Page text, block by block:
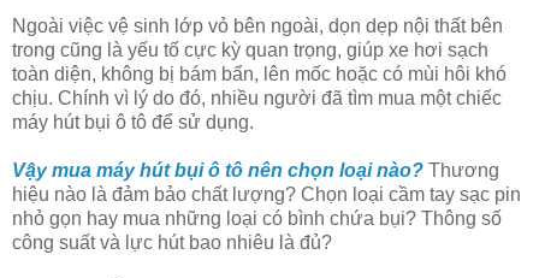
Ngoài việc vệ sinh lớp vỏ bên ngoài, dọn dẹp nội thất bên
trong cũng là yếu tố cực kỳ quan trọng, giúp xe hơi sạch
toàn diện, không bị bám bẩn, lên mốc hoặc có mùi hôi khó
chịu. Chính vì lý do đó, nhiều người đã tìm mua một chiếc
máy hút bụi ô tô để sử dụng.
Vậy mua máy hút bụi ô tô nên chọn loại nào? Thương
hiệu nào là đảm bảo chất lượng? Chọn loại cầm tay sạc pin
nhỏ gọn hay mua những loại có bình chứa bụi? Thông số
công suất và lực hút bao nhiêu là đủ?